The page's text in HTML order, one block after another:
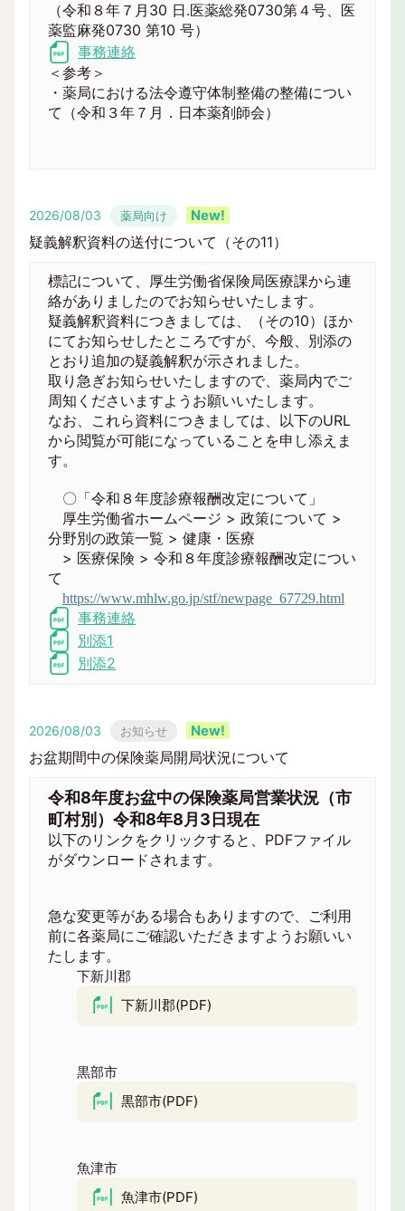
（令和８年７月30 日.医薬総発0730第４号、医
薬監麻発0730 第10 号）
事務連絡
＜参考＞
・薬局における法令遵守体制整備の整備につい
て（令和３年７月．日本薬剤師会）
2026/08/03 薬局向け
疑義解釈資料の送付について（その11）
標記について、厚生労働省保険局医療課から連
絡がありましたのでお知らせいたします。
疑義解釈資料につきましては、（その10）ほか
にてお知らせしたところですが、今般、別添の
とおり追加の疑義解釈が示されました。
取り急ぎお知らせいたしますので、薬局内でご
周知くださいますようお願いいたします。
なお、これら資料につきましては、以下のURL
から閲覧が可能になっていることを申し添えま
す。
〇「令和８年度診療報酬改定について」
厚生労働省ホームページ > 政策について >
分野別の政策一覧 > 健康・医療
> 医療保険 > 令和８年度診療報酬改定につい
て
https://www.mhlw.go.jp/stf/newpage_67729.html
事務連絡
別添1
別添2
2026/08/03 お知らせ
お盆期間中の保険薬局開局状況について
令和8年度お盆中の保険薬局営業状況（市
町村別）令和8年8月3日現在
以下のリンクをクリックすると、PDFファイル
がダウンロードされます。
急な変更等がある場合もありますので、ご利用
前に各薬局にご確認いただきますようお願いい
たします。
下新川郡
下新川郡(PDF)
黒部市
黒部市(PDF)
魚津市
魚津市(PDF)